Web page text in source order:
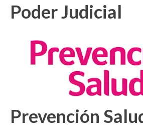
Poder Judicial
Prevención